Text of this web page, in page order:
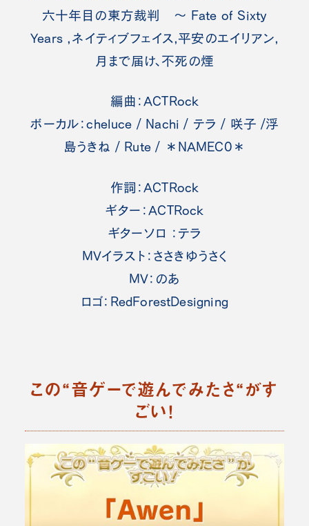
六十年目の東方裁判 ～ Fate of Sixty
Years ,ネイティブフェイス,平安のエイリアン,
月まで届け、不死の煙
編曲：ACTRock
ボーカル：cheluce / Nachi / テラ / 咲子 /浮
島うきね / Rute / ＊NAMEC0＊
作詞：ACTRock
ギター：ACTRock
ギターソロ ：テラ
MVイラスト：ささきゆうさく
MV：のあ
ロゴ：RedForestDesigning
この“音ゲーで遊んでみたさ“がす
ごい！